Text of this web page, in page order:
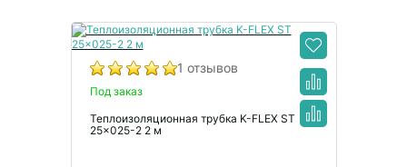
1 отзывов
Под заказ
Теплоизоляционная трубка K-FLEX ST
25x025-2 2 м